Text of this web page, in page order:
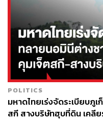
POLITICS
มหาดไทยเร่งจัดระเบียบภู
สกี สางบริษัทฮุบที่ดิน เคลี